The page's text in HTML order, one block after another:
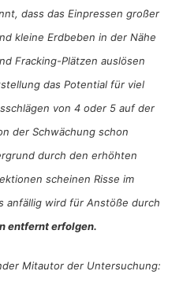
dass das Einpressen großer
kleine Erdbeben in der Nähe
Fracking-Plätzen auslösen
das Potential für viel
von 4 oder 5 auf der
der Schwächung schon
durch den erhöhten
scheinen Risse im
anfällig wird für Anstöße durch
entfernt erfolgen.
Mitautor der Untersuchung: